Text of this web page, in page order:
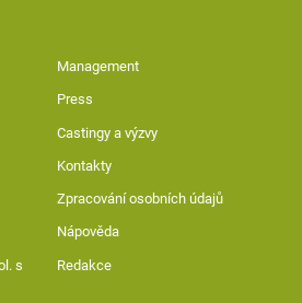
Management
Press
Castingy a výzvy
Kontakty
Zpracování osobních údajů
Nápověda
s
Redakce